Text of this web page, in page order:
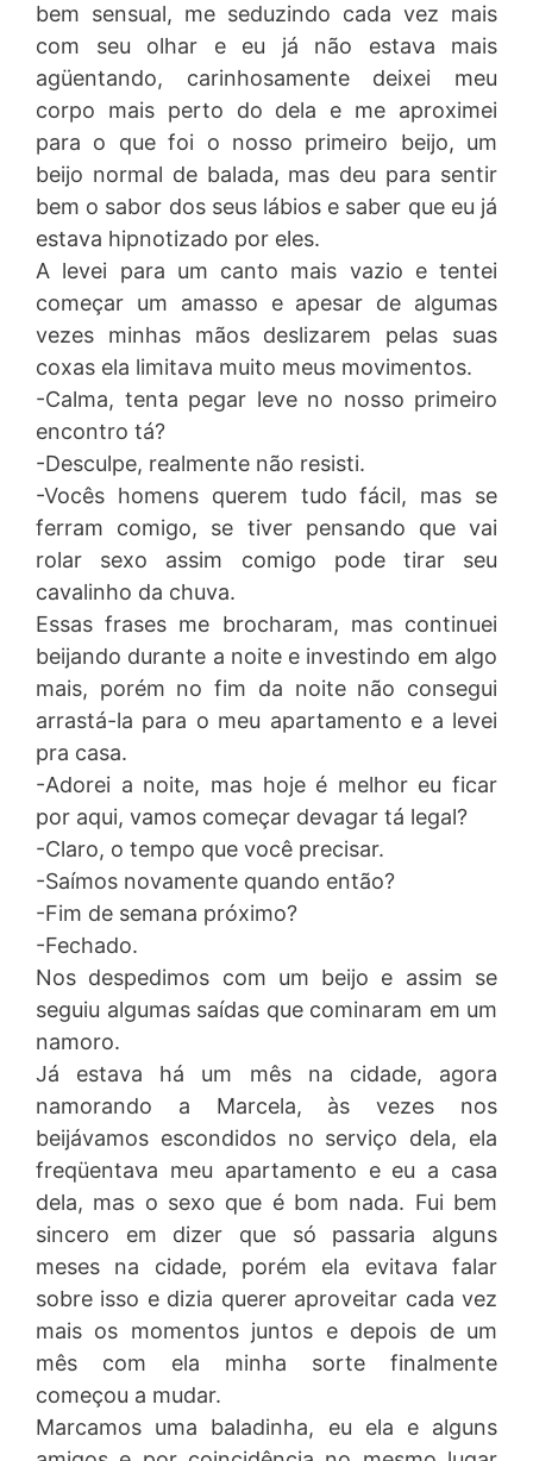
bem sensual, me seduzindo cada vez mais
com seu olhar e eu já não estava mais
agüentando, carinhosamente deixei meu
corpo mais perto do dela e me aproximei
para o que foi o nosso primeiro beijo, um
beijo normal de balada, mas deu para sentir
bem o sabor dos seus lábios e saber que eu já
estava hipnotizado por eles.
A levei para um canto mais vazio e tentei
começar um amasso e apesar de algumas
vezes minhas mãos deslizarem pelas suas
coxas ela limitava muito meus movimentos.
-Calma, tenta pegar leve no nosso primeiro
encontro tá?
-Desculpe, realmente não resisti.
-Vocês homens querem tudo fácil, mas se
ferram comigo, se tiver pensando que vai
rolar sexo assim comigo pode tirar seu
cavalinho da chuva.
Essas frases me brocharam, mas continuei
beijando durante a noite e investindo em algo
mais, porém no fim da noite não consegui
arrastá-la para o meu apartamento e a levei
pra casa.
-Adorei a noite, mas hoje é melhor eu ficar
por aqui, vamos começar devagar tá legal?
-Claro, o tempo que você precisar.
-Saímos novamente quando então?
-Fim de semana próximo?
-Fechado.
Nos despedimos com um beijo e assim se
seguiu algumas saídas que cominaram em um
namoro.
Já estava há um mês na cidade, agora
namorando a Marcela, às vezes nos
beijávamos escondidos no serviço dela, ela
freqüentava meu apartamento e eu a casa
dela, mas o sexo que é bom nada. Fui bem
sincero em dizer que só passaria alguns
meses na cidade, porém ela evitava falar
sobre isso e dizia querer aproveitar cada vez
mais os momentos juntos e depois de um
mês com ela minha sorte finalmente
começou a mudar.
Marcamos uma baladinha, eu ela e alguns